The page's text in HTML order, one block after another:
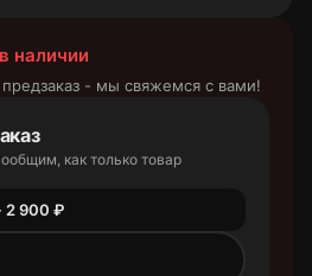
наличии
предзаказ - мы свяжемся с вами!
как только товар
2 900 ₽